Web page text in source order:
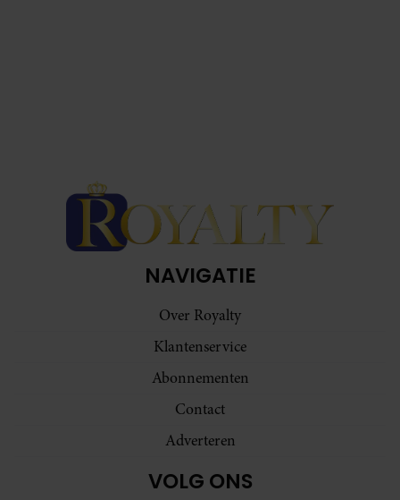
NAVIGATIE
Over Royalty
Klantenservice
Abonnementen
Contact
Adverteren
VOLG ONS